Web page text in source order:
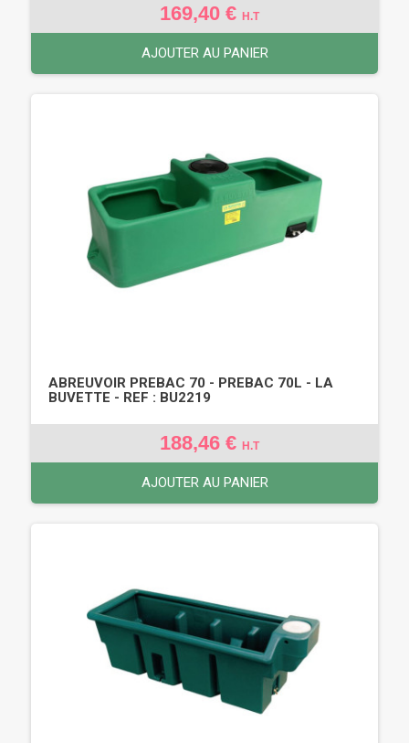
169,40 € H.T
AJOUTER AU PANIER
ABREUVOIR PREBAC 70 - PREBAC 70L - LA
BUVETTE - REF : BU2219
188,46 € H.T
AJOUTER AU PANIER